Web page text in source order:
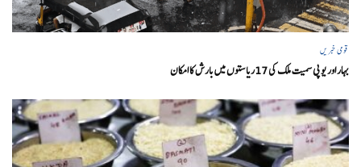
قومی خبریں
بہار اور یو پی سمیت ملک کی 17ریاستوں میں بارش کا امکان